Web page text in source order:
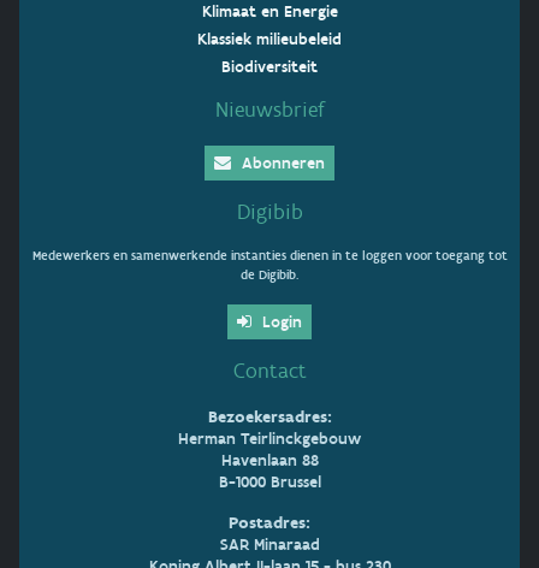
Klimaat en Energie
Klassiek milieubeleid
Biodiversiteit
Nieuwsbrief
Abonneren
Digibib
Medewerkers en samenwerkende instanties dienen in te loggen voor toegang tot
de Digibib.
Login
Contact
Bezoekersadres:
Herman Teirlinckgebouw
Havenlaan 88
B-1000 Brussel
Postadres:
SAR Minaraad